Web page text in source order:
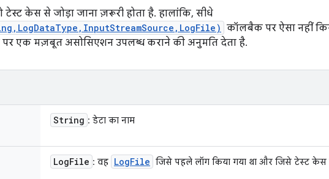
केस से जोड़ा जाना ज़रूरी होता है. हालांकि, सीधे
कॉलबैक पर ऐसा नहीं
एक मज़बूत असोसिएशन उपलब्ध कराने की अनुमति देता है.
String : डेटा का नाम
LogFile : वह LogFile जिसे पहले लॉग किया गया था और जिसे टेस्ट केस